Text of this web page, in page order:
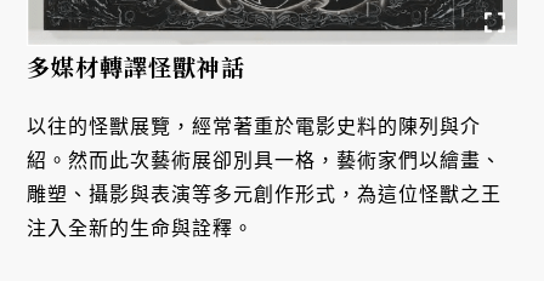
多媒材轉譯怪獸神話
以往的怪獸展覽，經常著重於電影史料的陳列與介
紹。然而此次藝術展卻別具一格，藝術家們以繪畫、
雕塑、攝影與表演等多元創作形式，為這位怪獸之王
注入全新的生命與詮釋。